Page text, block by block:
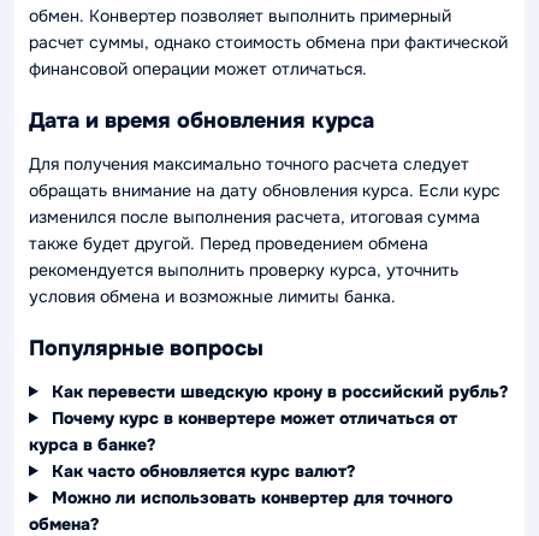
обмен. Конвертер позволяет выполнить примерный
расчет суммы, однако стоимость обмена при фактической
финансовой операции может отличаться.
Дата и время обновления курса
Для получения максимально точного расчета следует
обращать внимание на дату обновления курса. Если курс
изменился после выполнения расчета, итоговая сумма
также будет другой. Перед проведением обмена
рекомендуется выполнить проверку курса, уточнить
условия обмена и возможные лимиты банка.
Популярные вопросы
Как перевести шведскую крону в российский рубль?
Почему курс в конвертере может отличаться от
курса в банке?
Как часто обновляется курс валют?
Можно ли использовать конвертер для точного
обмена?